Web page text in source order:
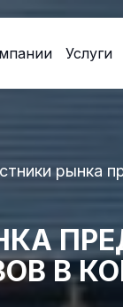
Услуги
рынка
В